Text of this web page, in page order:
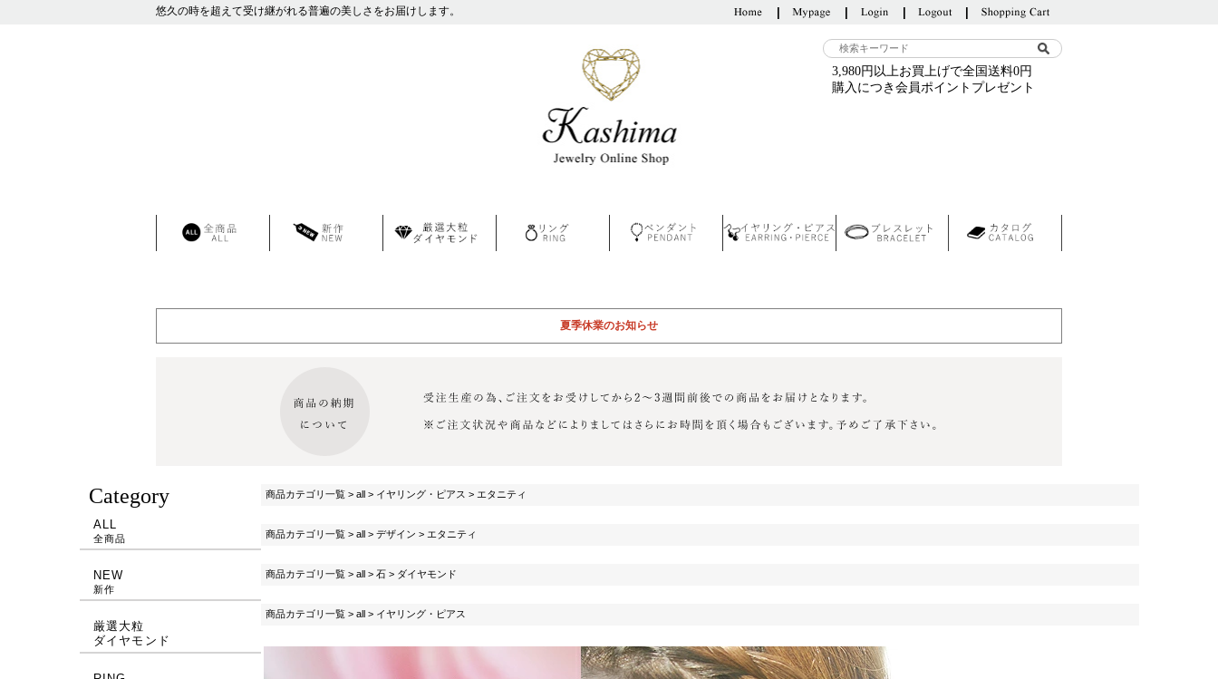
悠久の時を超えて受け継がれる普遍の美しさをお届けします。
3,980円以上お買上げで全国送料0円
購入につき会員ポイントプレゼント
夏季休業のお知らせ
Category
ALL
全商品
NEW
新作
厳選大粒
ダイヤモンド
商品カテゴリ一覧> all> イヤリング・ピアス > エタニティ
商品カテゴリ一覧> all> デザイン > エタニティ
商品カテゴリ一覧> all> 石> ダイヤモンド
商品カテゴリ一覧> all> イヤリング・ピアス